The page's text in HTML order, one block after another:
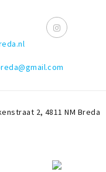
2, 4811 NM Breda